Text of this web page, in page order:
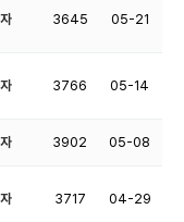
3645 05-21
3766 05-14
3902 05-08
3717 04-29